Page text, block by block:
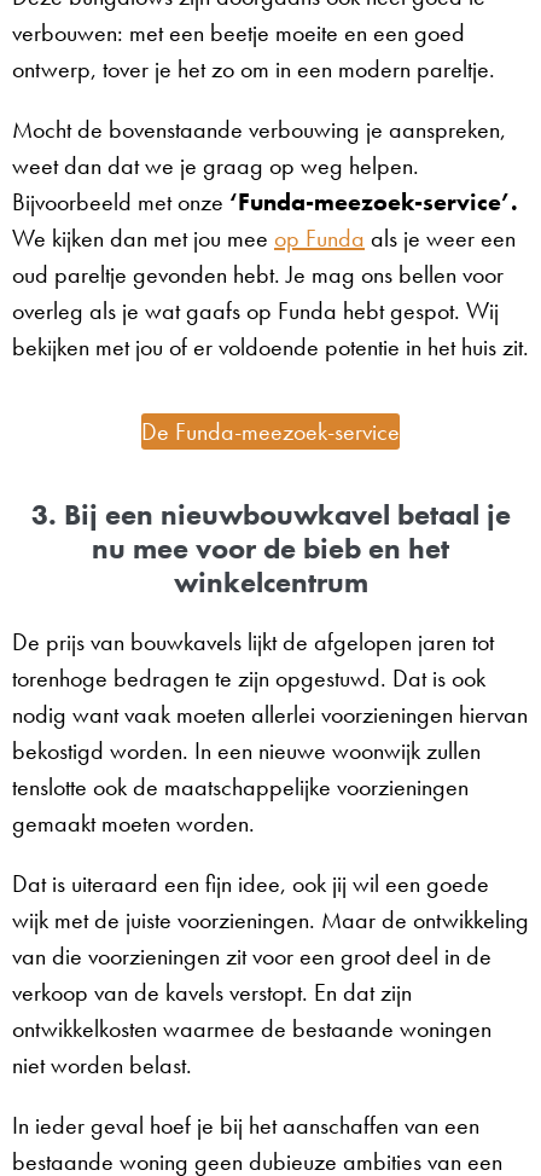
verbouwen: met een beetje moeite en een goed
ontwerp, tover je het zo om in een modern pareltje.
Mocht de bovenstaande verbouwing je aanspreken,
weet dan dat we je graag op weg helpen.
Bijvoorbeeld met onze ‘Funda-meezoek-service’.
We kijken dan met jou mee op Funda als je weer een
oud pareltje gevonden hebt. Je mag ons bellen voor
overleg als je wat gaafs op Funda hebt gespot. Wij
bekijken met jou of er voldoende potentie in het huis zit.
De Funda-meezoek-service
3. Bij een nieuwbouwkavel betaal je
nu mee voor de bieb en het
winkelcentrum
De prijs van bouwkavels lijkt de afgelopen jaren tot
torenhoge bedragen te zijn opgestuwd. Dat is ook
nodig want vaak moeten allerlei voorzieningen hiervan
bekostigd worden. In een nieuwe woonwijk zullen
tenslotte ook de maatschappelijke voorzieningen
gemaakt moeten worden.
Dat is uiteraard een fijn idee, ook jij wil een goede
wijk met de juiste voorzieningen. Maar de ontwikkeling
van die voorzieningen zit voor een groot deel in de
verkoop van de kavels verstopt. En dat zijn
ontwikkelkosten waarmee de bestaande woningen
niet worden belast.
In ieder geval hoef je bij het aanschaffen van een
bestaande woning geen dubieuze ambities van een